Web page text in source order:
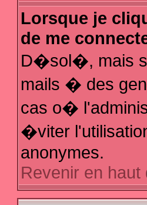
Lorsque je
de me
D�sol�, mais
mails � des
cas o�
�viter
anonymes.
Revenir en haut